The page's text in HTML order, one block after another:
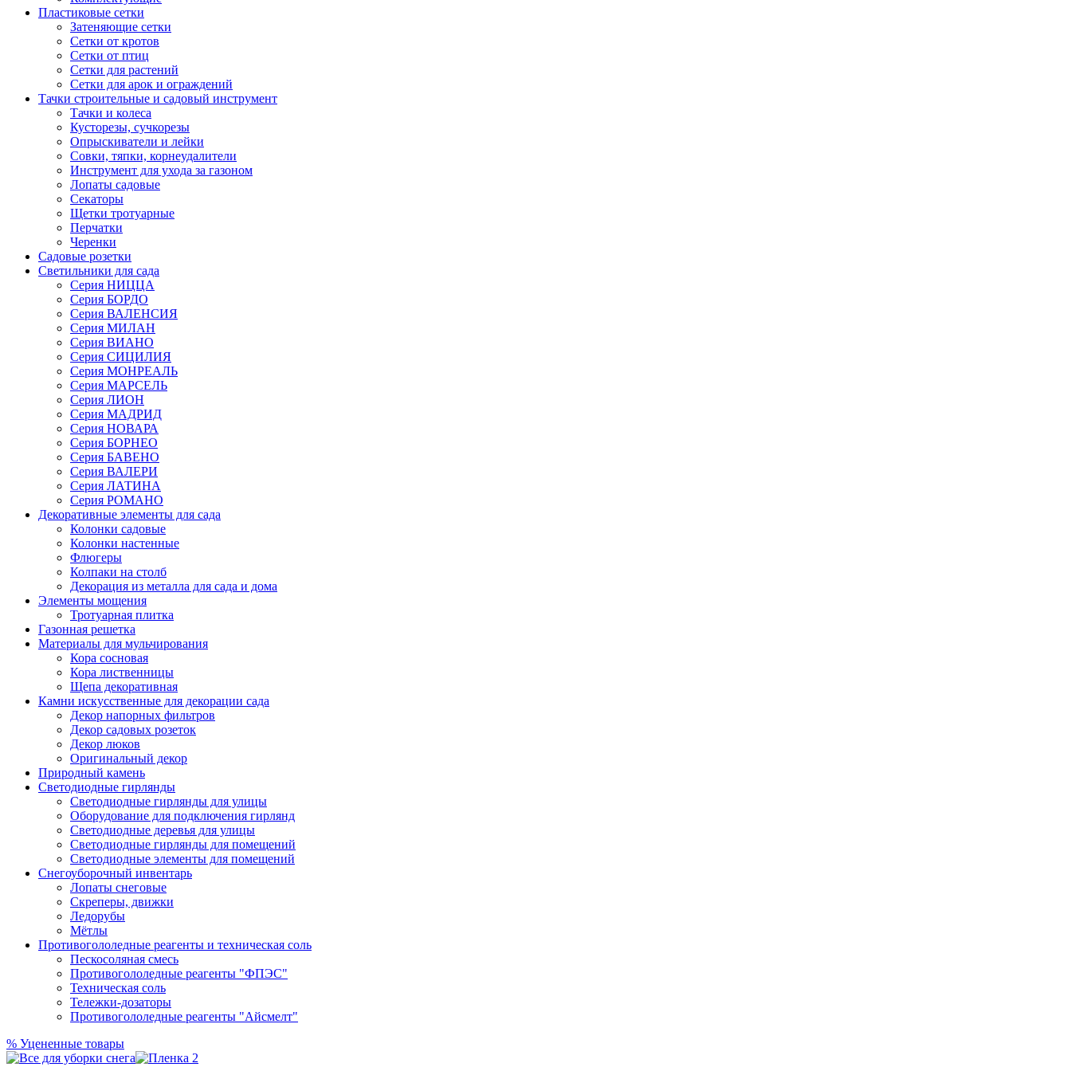
Пластиковые сетки
Затеняющие сетки
Сетки от кротов
Сетки от птиц
Сетки для растений
Сетки для арок и ограждений
Тачки строительные и садовый инструмент
Тачки и колеса
Кусторезы, сучкорезы
Опрыскиватели и лейки
Совки, тяпки, корнеудалители
Инструмент для ухода за газоном
Лопаты садовые
Секаторы
Щетки тротуарные
Перчатки
Черенки
Садовые розетки
Светильники для сада
Серия НИЦЦА
Серия БОРДО
Серия ВАЛЕНСИЯ
Серия МИЛАН
Серия ВИАНО
Серия СИЦИЛИЯ
Серия МОНРЕАЛЬ
Серия МАРСЕЛЬ
Серия ЛИОН
Серия МАДРИД
Серия НОВАРА
Серия БОРНЕО
Серия БАВЕНО
Серия ВАЛЕРИ
Серия ЛАТИНА
Серия РОМАНО
Декоративные элементы для сада
Колонки садовые
Колонки настенные
Флюгеры
Колпаки на столб
Декорация из металла для сада и дома
Элементы мощения
Тротуарная плитка
Газонная решетка
Материалы для мульчирования
Кора сосновая
Кора лиственницы
Щепа декоративная
Камни искусственные для декорации сада
Декор напорных фильтров
Декор садовых розеток
Декор люков
Оригинальный декор
Природный камень
Светодиодные гирлянды
Светодиодные гирлянды для улицы
Оборудование для подключения гирлянд
Светодиодные деревья для улицы
Светодиодные гирлянды для помещений
Светодиодные элементы для помещений
Снегоуборочный инвентарь
Лопаты снеговые
Скреперы, движки
Ледорубы
Мётлы
Противогололедные реагенты и техническая соль
Пескосоляная смесь
Противогололедные реагенты "ФПЭС"
Техническая соль
Тележки-дозаторы
Противогололедные реагенты "Айсмелт"
% Уцененные товары